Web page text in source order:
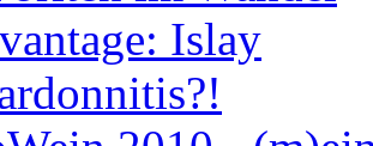
Islay